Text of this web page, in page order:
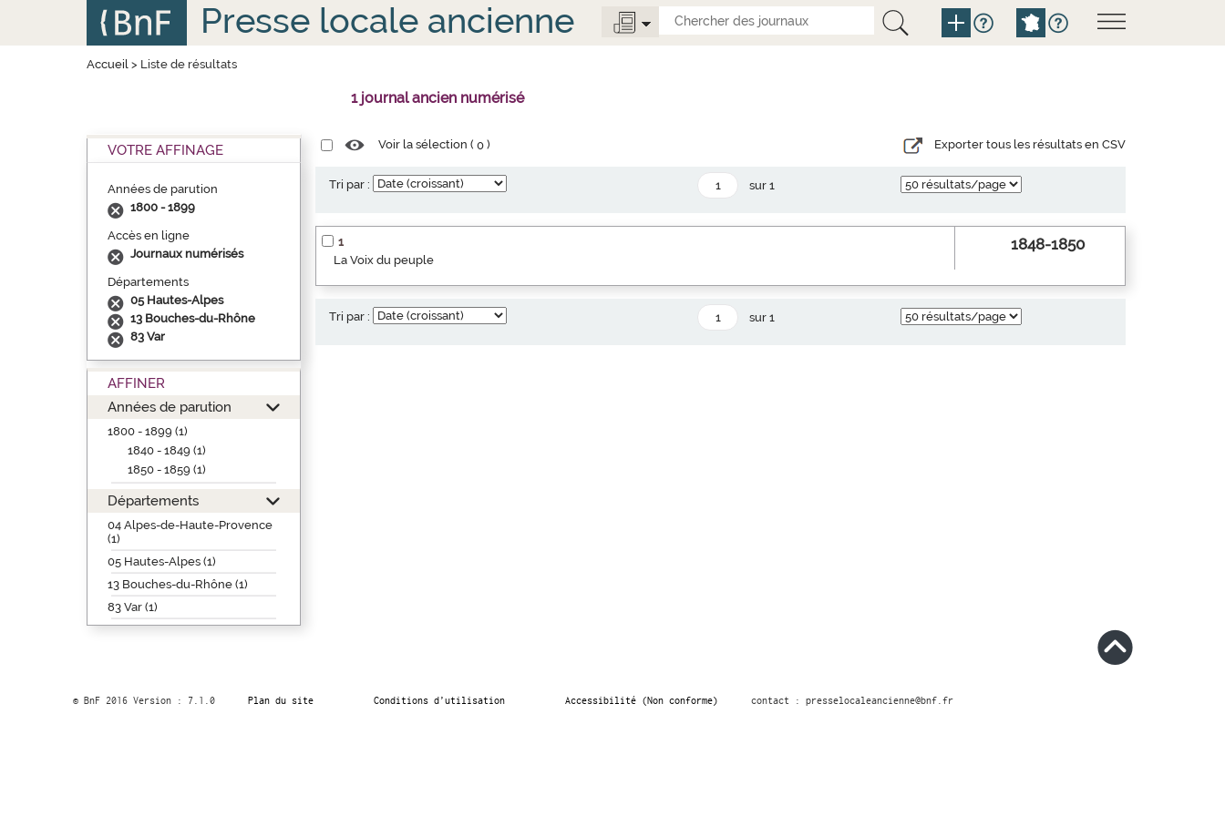
Presse locale ancienne
Accueil> Liste de résultats
1 journal ancien numérisé
VOTRE AFFINAGE
Années de parution
1800 - 1899
Accès en ligne
Journaux numérisés
Départements
05 Hautes-Alpes
13 Bouches-du-Rhône
83 Var
AFFINER
Années de parution
1800 - 1899 (1)
1840 - 1849 (1)
1850 - 1859 (1)
Départements
04 Alpes-de-Haute-Provence
(1)
05 Hautes-Alpes (1)
13 Bouches-du-Rhône (1)
83 Var (1)
Voir la sélection (0 ) Exporter tous les résultats en CSV
Tri par : sur 1
1
La Voix du peuple
1848-1850
Tri par : sur 1
© BnF 2016 Version : 7.1.0 Plan du site Conditions d’utilisation Accessibilité (Non conforme) contact : presselocaleancienne@bnf.fr
Panneau de gestion des cookies